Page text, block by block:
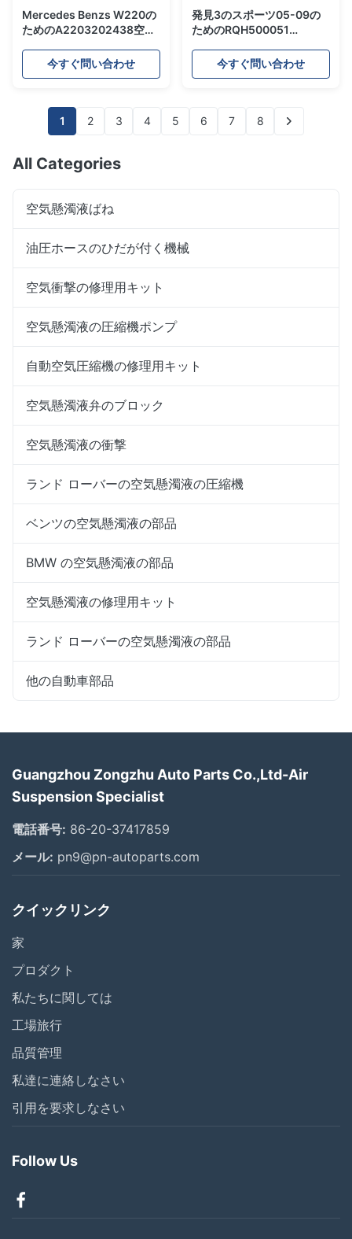
Mercedes Benzs W220の
ためのA2203202438空気
気衝撃吸収材の前部上の台
紙
今すぐ問い合わせ
発見3のスポーツ05-09の
ためのRQH500051
修理用キットのつり下げ高
さセンサー
今すぐ問い合わせ
1 2 3 4 5 6 7 8
All Categories
空気懸濁液ばね
油圧ホースのひだが付く機械
空気衝撃の修理用キット
空気懸濁液の圧縮機ポンプ
自動空気圧縮機の修理用キット
空気懸濁液弁のブロック
空気懸濁液の衝撃
ランド ローバーの空気懸濁液の圧縮機
ベンツの空気懸濁液の部品
BMW の空気懸濁液の部品
空気懸濁液の修理用キット
ランド ローバーの空気懸濁液の部品
他の自動車部品
Guangzhou Zongzhu Auto Parts Co.,Ltd-Air
Suspension Specialist
電話番号: 86-20-37417859
メール: pn9@pn-autoparts.com
クイックリンク
家
プロダクト
私たちに関しては
工場旅行
品質管理
私達に連絡しなさい
引用を要求しなさい
Follow Us